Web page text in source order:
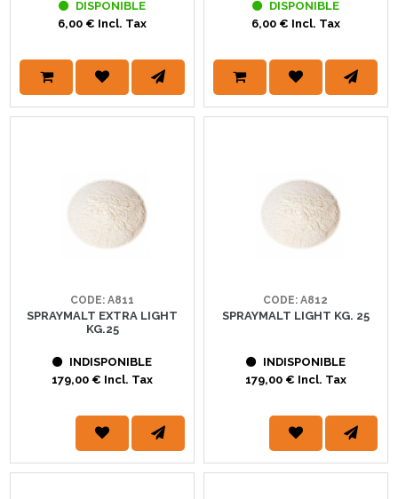
DISPONIBLE
6,00 € Incl. Tax
DISPONIBLE
6,00 € Incl. Tax
CODE: A811
SPRAYMALT EXTRA LIGHT
KG.25
INDISPONIBLE
179,00 € Incl. Tax
CODE: A812
SPRAYMALT LIGHT KG. 25
INDISPONIBLE
179,00 € Incl. Tax